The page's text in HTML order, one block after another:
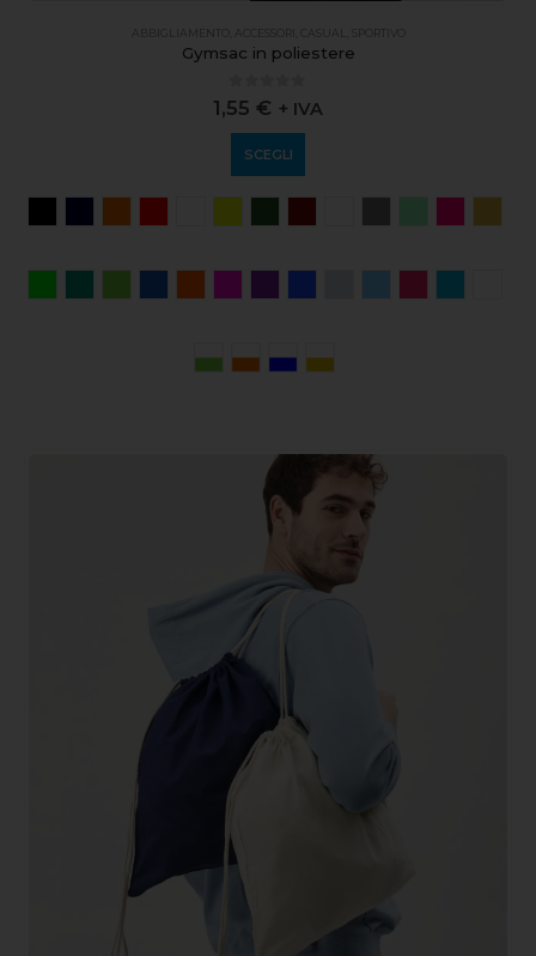
ABBIGLIAMENTO ACCESSORI CASUAL SPORTIVO
Gymsac in poliestere
0 out of 5
1,55 € + IVA
SCEGLI